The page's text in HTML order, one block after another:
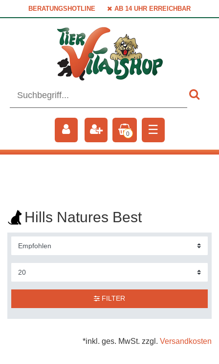
BERATUNGSHOTLINE AB 14 UHR ERREICHBAR
0 ☰
Hills Natures Best
FILTER
*inkl. ges. MwSt. zzgl. Versandkosten